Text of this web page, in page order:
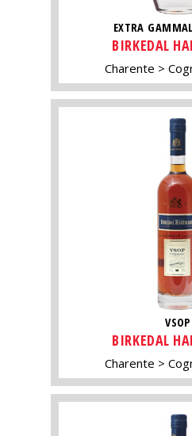
EXTRA
BIRKEDAL
Charente
VSOP
BIRKEDAL
Charente